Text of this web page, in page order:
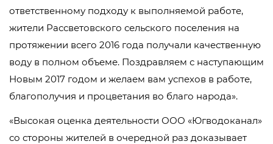
ответственному подходу к выполняемой работе,
жители Рассветовского сельского поселения на
протяжении всего 2016 года получали качественную
воду в полном объеме. Поздравляем с наступающим
Новым 2017 годом и желаем вам успехов в работе,
благополучия и процветания во благо народа».
«Высокая оценка деятельности ООО «Югводоканал»
со стороны жителей в очередной раз доказывает